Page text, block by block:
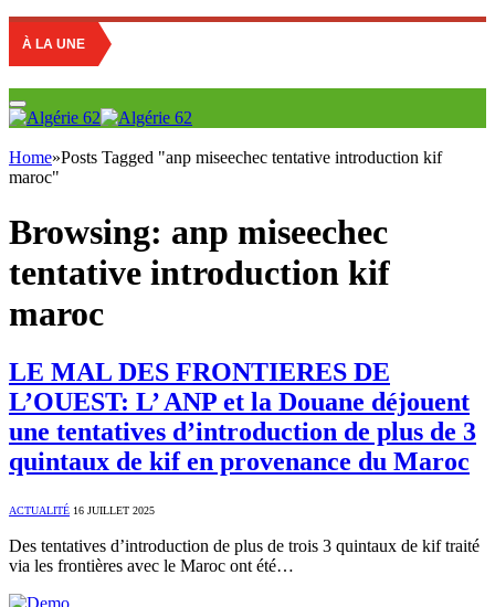
À LA UNE
Home»Posts Tagged "anp miseechec tentative introduction kif
maroc"
Browsing: anp miseechec
tentative introduction kif
maroc
LE MAL DES FRONTIERES DE
L’OUEST: L’ ANP et la Douane déjouent
une tentatives d’introduction de plus de 3
quintaux de kif en provenance du Maroc
ACTUALITÉ 16 JUILLET 2025
Des tentatives d’introduction de plus de trois 3 quintaux de kif traité
via les frontières avec le Maroc ont été…